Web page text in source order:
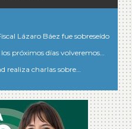
Lázaro Báez fue sobreseído
los próximos días volveremos…
realiza charlas sobre…